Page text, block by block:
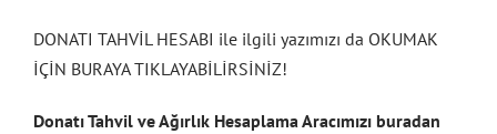
DONATI TAHVİL HESABI ile ilgili yazımızı da OKUMAK
İÇİN BURAYA TIKLAYABİLİRSİNİZ!
Donatı Tahvil ve Ağırlık Hesaplama Aracımızı buradan